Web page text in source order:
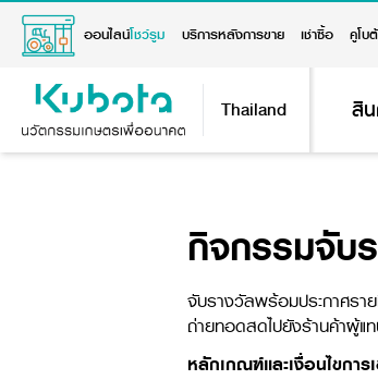
ออนไลน์โชว์รูม บริการหลังการขาย เช่าซื้อ คูโบ
Thailand สิ
กิจกรรมจับ
จับรางวัลพร้อมประกาศรา
ถ่ายทอดสดไปยังร้านค้าผู้แ
หลักเกณฑ์และเงื่อนไขกา